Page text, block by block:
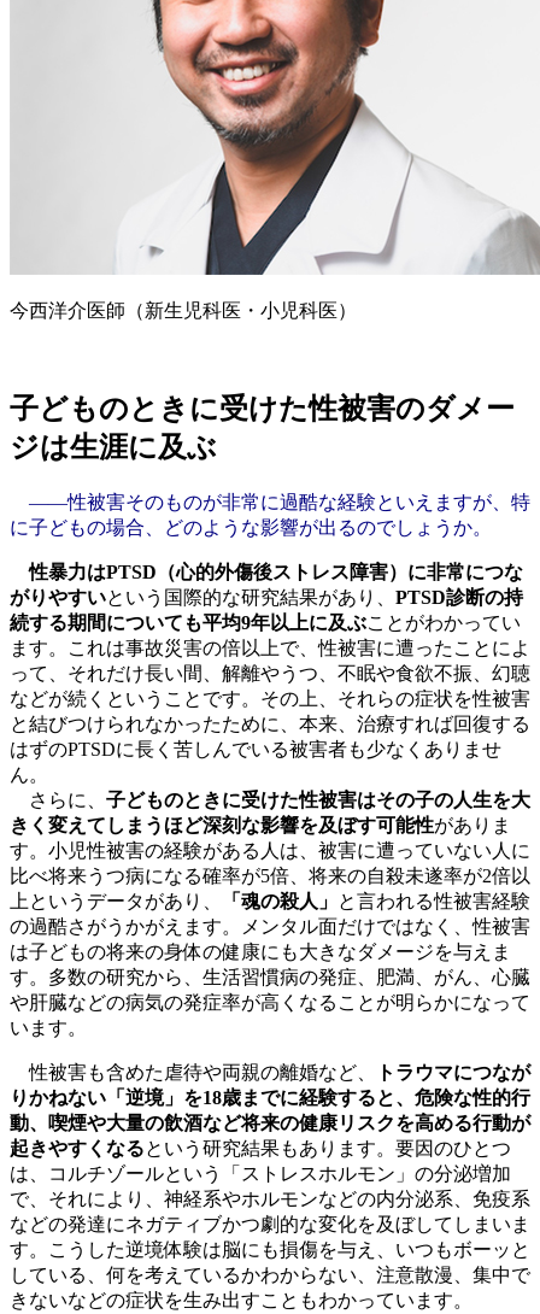
今西洋介医師（新生児科医・小児科医）
子どものときに受けた性被害のダメー
ジは生涯に及ぶ
――性被害そのものが非常に過酷な経験といえますが、特
に子どもの場合、どのような影響が出るのでしょうか。
性暴力はPTSD（心的外傷後ストレス障害）に非常につな
がりやすいという国際的な研究結果があり、 PTSD診断の持
続する期間についても平均9年以上に及ぶことがわかってい
ます。これは事故災害の倍以上で、性被害に遭ったことによ
って、それだけ長い間、解離やうつ、不眠や食欲不振、幻聴
などが続くということです。その上、それらの症状を性被害
と結びつけられなかったために、本来、治療すれば回復する
はずのPTSDに長く苦しんでいる被害者も少なくありませ
ん。
さらに、 子どものときに受けた性被害はその子の人生を大
きく変えてしまうほど深刻な影響を及ぼす可能性がありま
す。小児性被害の経験がある人は、被害に遭っていない人に
比べ将来うつ病になる確率が5倍、将来の自殺未遂率が2倍以
上というデータがあり、
「魂の殺人」 と言われる性被害経験
の過酷さがうかがえます。メンタル面だけではなく、性被害
は子どもの将来の身体の健康にも大きなダメージを与えま
す。多数の研究から、生活習慣病の発症、肥満、がん、心臓
や肝臓などの病気の発症率が高くなることが明らかになって
います。
性被害も含めた虐待や両親の離婚など、
トラウマにつなが
りかねない「逆境」を18歳までに経験すると、危険な性的行
動、喫煙や大量の飲酒など将来の健康リスクを高める行動が
起きやすくなるという研究結果もあります。要因のひとつ
は、コルチゾールという「ストレスホルモン」の分泌増加
で、それにより、神経系やホルモンなどの内分泌系、免疫系
などの発達にネガティブかつ劇的な変化を及ぼしてしまいま
す。こうした逆境体験は脳にも損傷を与え、いつもボーッと
している、何を考えているかわからない、注意散漫、集中で
きないなどの症状を生み出すこともわかっています。